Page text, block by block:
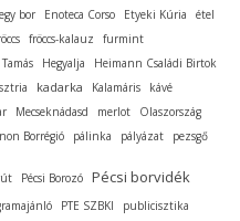
egy bor Enoteca Corso Etyeki Kúria
étel
fröccs-kalauz furmint
Hegyalja
Heimann Családi Birtok
kadarka Kalamáris
kávé
Mecseknádasd merlot Olaszország
Borrégió pálinka pályázat pezsgő
Pécsi Borozó Pécsi borvidék
PTE SZBKI
publicisztika